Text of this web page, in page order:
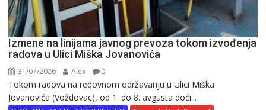
Izmene na linijama javnog prevoza tokom izvođenja
radova u Ulici Miška Jovanovića
31/07/2026 Alex 0
Tokom radova na redovnom održavanju u Ulici Miška
Jovanovića (Voždovac), od 1. do 8. avgusta doći...